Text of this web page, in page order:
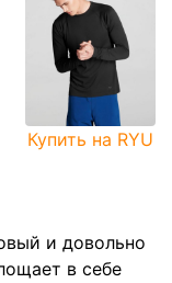
Купить на RYU
и довольно
в себе